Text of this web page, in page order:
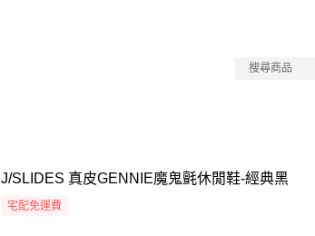
J/SLIDES 真皮GENNIE魔鬼氈休閒鞋-經典黑
宅配免運費